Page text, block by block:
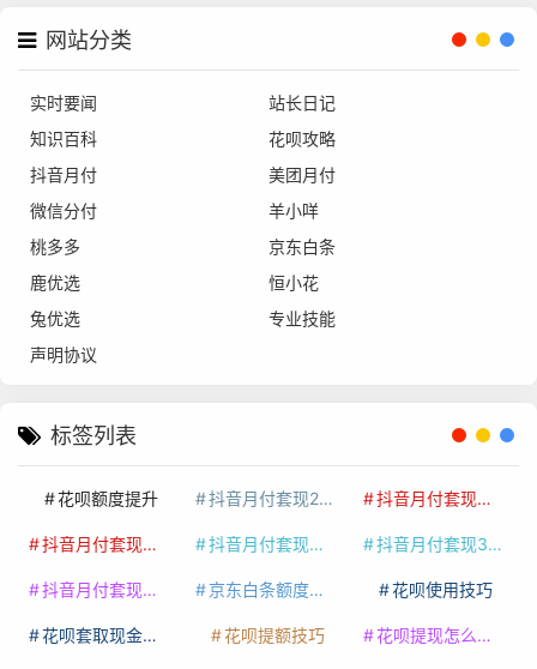
网站分类
实时要闻
站长日记
知识百科
花呗攻略
抖音月付
美团月付
微信分付
羊小咩
桃多多
京东白条
鹿优选
恒小花
兔优选
专业技能
声明协议
标签列表
花呗额度提升 抖音月付套现24小时接单 抖音月付套现怎么套
抖音月付套现多少手续费 抖音月付套现商家有哪些 抖音月付套现30秒技巧
抖音月付套现最新方法 京东白条额度提升 花呗使用技巧
花呗套取现金最佳方法 花呗提额技巧 花呗提现怎么操作